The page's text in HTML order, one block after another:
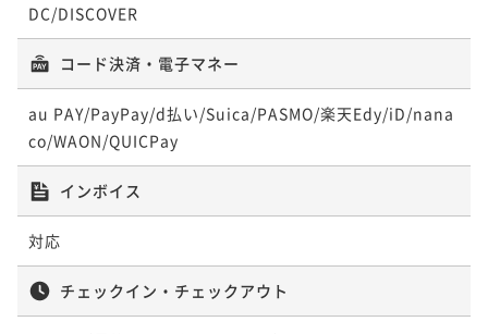
DC/DISCOVER
コード決済・電子マネー
au PAY/PayPay/d払い/Suica/PASMO/楽天Edy/iD/nana
co/WAON/QUICPay
インボイス
対応
チェックイン・チェックアウト